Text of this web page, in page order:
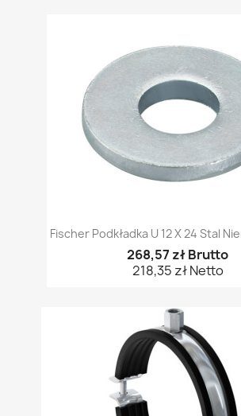
Fischer Podkładka U 12 X 24 Stal
268,57 zł Brutto
218,35 zł Netto